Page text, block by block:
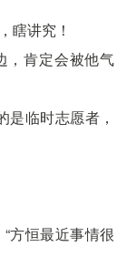
瞎讲究！
，肯定会被他气
是临时志愿者，
方恒最近事情很